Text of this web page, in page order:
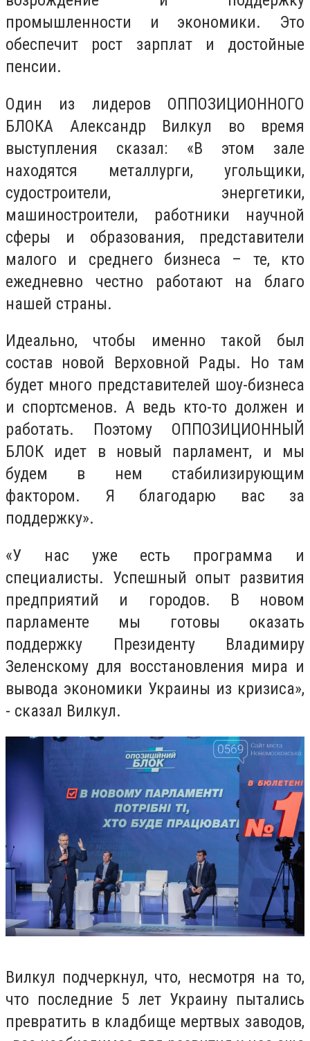
промышленности и экономики. Это
обеспечит рост зарплат и достойные
пенсии.
Один из лидеров ОППОЗИЦИОННОГО
БЛОКА Александр Вилкул во время
выступления сказал: «В этом зале
находятся металлурги, угольщики,
судостроители, энергетики,
машиностроители, работники научной
сферы и образования, представители
малого и среднего бизнеса – те, кто
ежедневно честно работают на благо
нашей страны.
Идеально, чтобы именно такой был
состав новой Верховной Рады. Но там
будет много представителей шоу-бизнеса
и спортсменов. А ведь кто-то должен и
работать. Поэтому ОППОЗИЦИОННЫЙ
БЛОК идет в новый парламент, и мы
будем в нем стабилизирующим
фактором. Я благодарю вас за
поддержку».
«У нас уже есть программа и
специалисты. Успешный опыт развития
предприятий и городов. В новом
парламенте мы готовы оказать
поддержку Президенту Владимиру
Зеленскому для восстановления мира и
вывода экономики Украины из кризиса»,
- сказал Вилкул.
Вилкул подчеркнул, что, несмотря на то,
что последние 5 лет Украину пытались
превратить в кладбище мертвых заводов,